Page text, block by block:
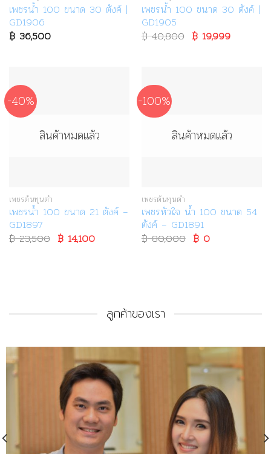
เพชรน้ำ 100 ขนาด 30 ตังค์ |
GD1906
฿36,500
เพชรน้ำ 100 ขนาด 30 ตังค์ |
GD1905
฿40,800 Original
price
฿19,999Current
-40%
สินค้าหมดแล้ว
เพชรต้นทุนต่ำ
เพชรน้ำ 100 ขนาด 21 ตังค์ –
GD1897
฿23,500 Original
price
฿14,100Current
-100%
สินค้าหมดแล้ว
เพชรต้นทุนต่ำ
เพชรหัวใจ น้ำ 100 ขนาด 54
ตังค์ – GD1891
฿80,000 Original
price
฿0Current
ลูกค้าของเรา